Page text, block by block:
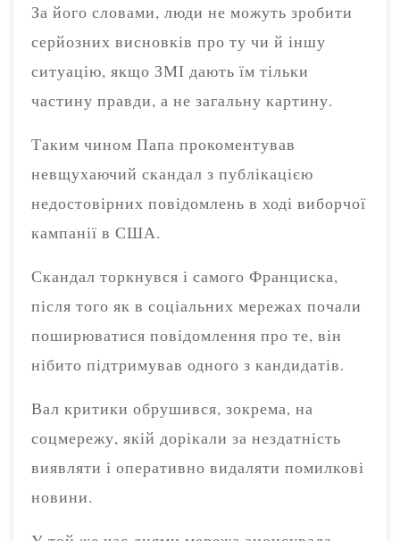
За його словами, люди не можуть зробити
серйозних висновків про ту чи й іншу
ситуацію, якщо ЗМІ дають їм тільки
частину правди, а не загальну картину.
Таким чином Папа прокоментував
невщухаючий скандал з публікацією
недостовірних повідомлень в ході виборчої
кампанії в США.
Скандал торкнувся і самого Франциска,
після того як в соціальних мережах почали
поширюватися повідомлення про те, він
нібито підтримував одного з кандидатів.
Вал критики обрушився, зокрема, на
соцмережу, якій дорікали за нездатність
виявляти і оперативно видаляти помилкові
новини.